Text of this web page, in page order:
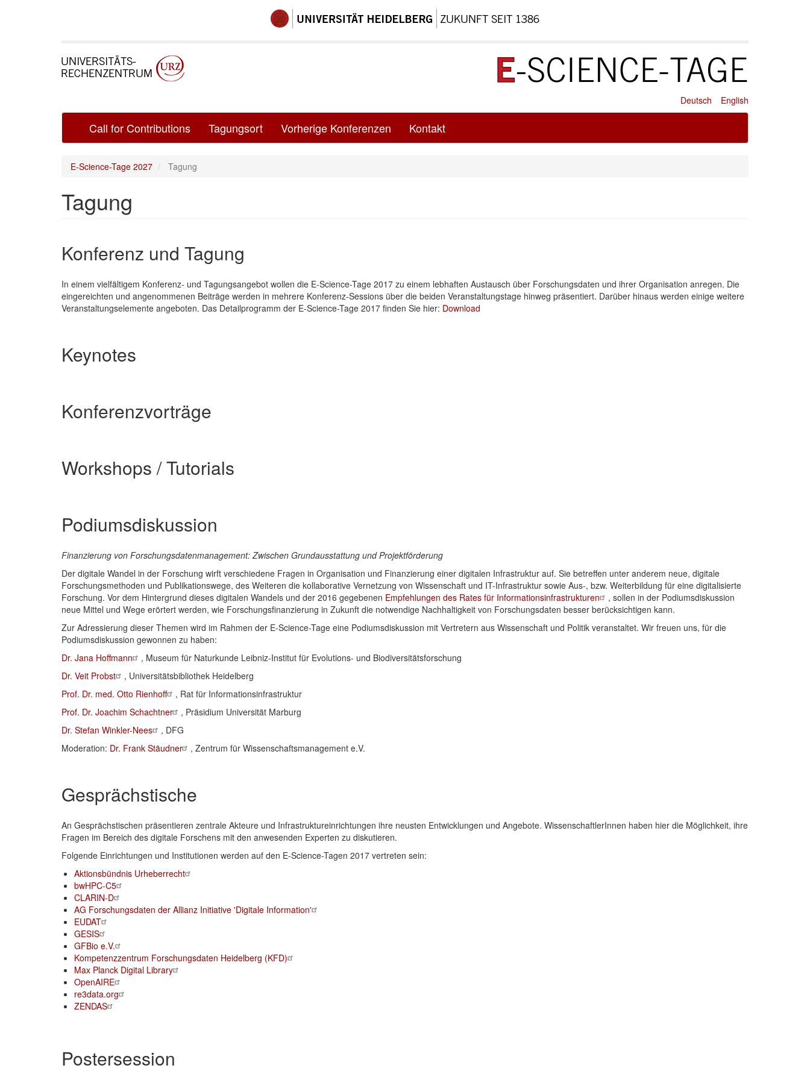
Deutsch English
Main
navigation
Call for Contributions Tagungsort Vorherige Konferenzen Kontakt
E-Science-Tage 2027 Tagung
Tagung
Neu
Konferenz und Tagung
In einem vielfältigem Konferenz- und Tagungsangebot wollen die E-Science-Tage 2017 zu einem lebhaften Austausch über Forschungsdaten und ihrer Organisation anregen. Die
eingereichten und angenommenen Beiträge werden in mehrere Konferenz-Sessions über die beiden Veranstaltungstage hinweg präsentiert. Darüber hinaus werden einige weitere
Veranstaltungselemente angeboten. Das Detailprogramm der E-Science-Tage 2017 finden Sie hier: Download
Keynotes
Konferenzvorträge
Workshops / Tutorials
Podiumsdiskussion
Finanzierung von Forschungsdatenmanagement: Zwischen Grundausstattung und Projektförderung
Der digitale Wandel in der Forschung wirft verschiedene Fragen in Organisation und Finanzierung einer digitalen Infrastruktur auf. Sie betreffen unter anderem neue, digitale
Forschungsmethoden und Publikationswege, des Weiteren die kollaborative Vernetzung von Wissenschaft und IT-Infrastruktur sowie Aus-, bzw. Weiterbildung für eine digitalisierte
Forschung. Vor dem Hintergrund dieses digitalen Wandels und der 2016 gegebenen Empfehlungen des Rates für Informationsinfrastrukturen
, sollen in der Podiumsdiskussion
neue Mittel und Wege erörtert werden, wie Forschungsfinanzierung in Zukunft die notwendige Nachhaltigkeit von Forschungsdaten besser berücksichtigen kann.
Zur Adressierung dieser Themen wird im Rahmen der E-Science-Tage eine Podiumsdiskussion mit Vertretern aus Wissenschaft und Politik veranstaltet. Wir freuen uns, für die
Podiumsdiskussion gewonnen zu haben:
Dr. Jana Hoffmann
, Museum für Naturkunde Leibniz-Institut für Evolutions- und Biodiversitätsforschung
Dr. Veit Probst
, Universitätsbibliothek Heidelberg
Prof. Dr. med. Otto Rienhoff
, Rat für Informationsinfrastruktur
Prof. Dr. Joachim Schachtner
, Präsidium Universität Marburg
Dr. Stefan Winkler-Nees
, DFG
Moderation: Dr. Frank Stäudner , Zentrum für Wissenschaftsmanagement e.V.
Gesprächstische
An Gesprächstischen präsentieren zentrale Akteure und Infrastruktureinrichtungen ihre neusten Entwicklungen und Angebote. WissenschaftlerInnen haben hier die Möglichkeit, ihre
Fragen im Bereich des digitale Forschens mit den anwesenden Experten zu diskutieren.
Folgende Einrichtungen und Institutionen werden auf den E-Science-Tagen 2017 vertreten sein:
Aktionsbündnis Urheberrecht
bwHPC-C5
CLARIN-D
AG Forschungsdaten der Allianz Initiative 'Digitale Information'
EUDAT
GESIS
GFBio e.V.
Kompetenzzentrum Forschungsdaten Heidelberg (KFD)
Max Planck Digital Library
OpenAIRE
re3data.org
ZENDAS
Postersession